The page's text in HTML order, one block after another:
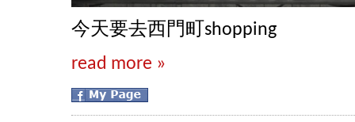
今天要去西門町shopping
read more »